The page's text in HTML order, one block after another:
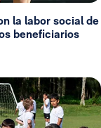
la labor social de
beneficiarios